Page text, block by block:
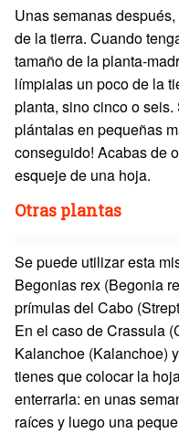
Unas semanas
de la tierra. Cuando
tamaño de la planta-
límpialas un poco de la
planta, sino cinco o
plántalas en pequeñas
conseguido! Acabas de
esqueje de una hoja.
Otras plantas
Se puede utilizar esta
Begonias rex (Begonia
prímulas del Cabo
En el caso de Crassula
Kalanchoe (Kalanchoe)
tienes que colocar la
enterrarla: en unas
raíces y luego una